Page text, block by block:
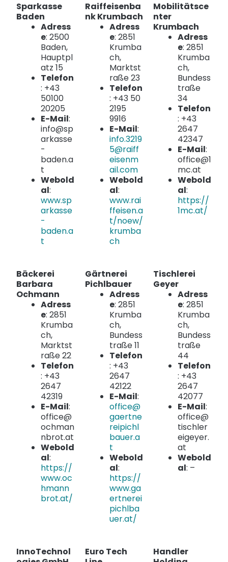
Sparkasse
Baden
Adress
e: 2500
Baden,
Hauptpl
atz 15
Telefon
: +43
50100
20205
E-Mail:
info@sp
arkasse
-
baden.a
t
Webold
al:
www.sp
arkasse
-
baden.a
t
Raiffeisenba
nk Krumbach
Adress
e: 2851
Krumba
ch,
Marktst
raße 23
Telefon
: +43 50
2195
9916
E-Mail:
info.3219
5@raiff
eisenm
ail.com
Webold
al:
www.rai
ffeisen.a
t/noew/
krumba
ch
Mobilitätsce
nter
Krumbach
Adress
e: 2851
Krumba
ch,
Bundess
traße
34
Telefon
: +43
2647
42347
E-Mail:
office@1
mc.at
Webold
al:
https://
1mc.at/
Bäckerei
Barbara
Ochmann
Adress
e: 2851
Krumba
ch,
Marktst
raße 22
Telefon
: +43
2647
42319
E-Mail:
office@
ochman
nbrot.at
Webold
al:
https://
www.oc
hmann
brot.at/
Gärtnerei
Pichlbauer
Adress
e: 2851
Krumba
ch,
Bundess
traße 11
Telefon
: +43
2647
42122
E-Mail:
office@
gaertne
reipichl
bauer.a
t
Webold
al:
https://
www.ga
ertnerei
pichlba
uer.at/
Tischlerei
Geyer
Adress
e: 2851
Krumba
ch,
Bundess
traße
44
Telefon
: +43
2647
42077
E-Mail:
office@
tischler
eigeyer.
at
Webold
al: –
InnoTechnol
Euro Tech
Handler